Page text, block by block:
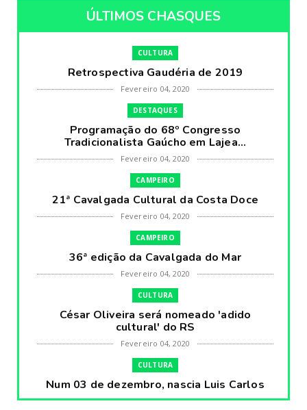
ÚLTIMOS CHASQUES
CULTURA
Retrospectiva Gaudéria de 2019
Fevereiro 04, 2020
DESTAQUES
Programação do 68º Congresso
Tradicionalista Gaúcho em Lajea...
Fevereiro 04, 2020
CAMPEIRO
21ª Cavalgada Cultural da Costa Doce
Fevereiro 04, 2020
CAMPEIRO
36ª edição da Cavalgada do Mar
Fevereiro 04, 2020
CULTURA
César Oliveira será nomeado 'adido
cultural' do RS
Fevereiro 04, 2020
CULTURA
Num 03 de dezembro, nascia Luis Carlos
Prestes, o Cavaleiro ...